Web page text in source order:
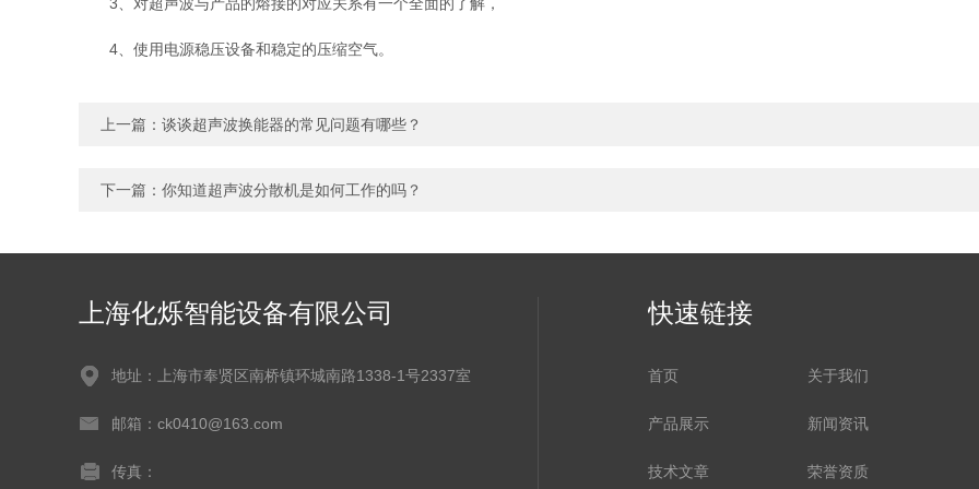
4、使用电源稳压设备和稳定的压缩空气。
上一篇： 谈谈超声波换能器的常见问题有哪些？
下一篇： 你知道超声波分散机是如何工作的吗？
上海化烁智能设备有限公司
地址：上海市奉贤区南桥镇环城南路1338-1号2337室
邮箱：ck0410@163.com
传真：
快速链接
首页 关于我们
产品展示 新闻资讯
技术文章 荣誉资质